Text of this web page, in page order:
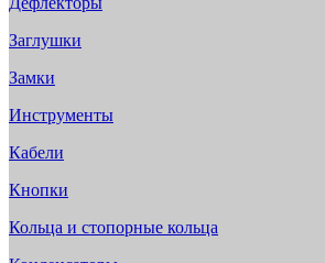
Заглушки
Замки
Инструменты
Кабели
Кнопки
Кольца и стопорные кольца